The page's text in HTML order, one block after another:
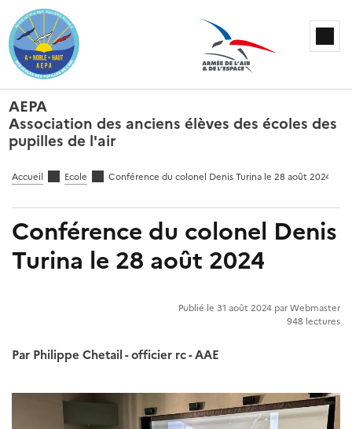
AEPA
Association des anciens élèves des écoles des
pupilles de l'air
Accueil Ecole Conférence du colonel Denis Turina le 28 août 2024
Conférence du colonel Denis
Turina le 28 août 2024
Publié le 31 août 2024 par Webmaster
948 lectures
Par Philippe Chetail - officier rc - AAE